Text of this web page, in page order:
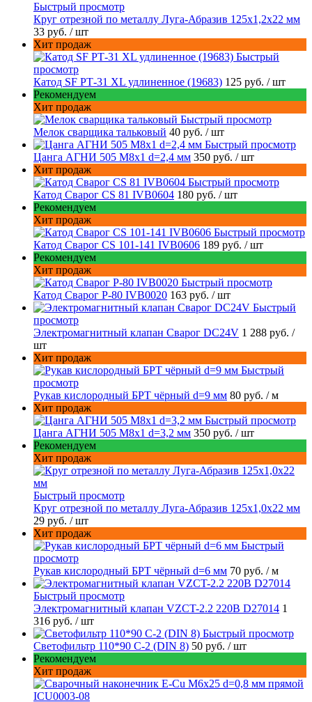
Быстрый просмотр
Круг отрезной по металлу Луга-Абразив 125x1,2x22 мм
33 руб. / шт
Хит продаж
Быстрый
просмотр
Катод SF РТ-31 XL удлиненное (19683) 125 руб. / шт
Рекомендуем
Хит продаж
Быстрый просмотр
Мелок сварщика тальковый 40 руб. / шт
Быстрый просмотр
Цанга АГНИ 505 М8х1 d=2,4 мм 350 руб. / шт
Хит продаж
Быстрый просмотр
Катод Сварог CS 81 IVB0604 180 руб. / шт
Рекомендуем
Хит продаж
Быстрый просмотр
Катод Сварог CS 101-141 IVB0606 189 руб. / шт
Рекомендуем
Хит продаж
Быстрый просмотр
Катод Сварог P-80 IVB0020 163 руб. / шт
Быстрый
просмотр
Электромагнитный клапан Сварог DC24V 1 288 руб. /
шт
Хит продаж
Быстрый
просмотр
Рукав кислородный БРТ чёрный d=9 мм 80 руб. / м
Хит продаж
Быстрый просмотр
Цанга АГНИ 505 М8х1 d=3,2 мм 350 руб. / шт
Рекомендуем
Хит продаж
Быстрый просмотр
Круг отрезной по металлу Луга-Абразив 125x1,0x22 мм
29 руб. / шт
Хит продаж
Быстрый
просмотр
Рукав кислородный БРТ чёрный d=6 мм 70 руб. / м
Быстрый просмотр
Электромагнитный клапан VZCT-2.2 220В D27014 1
316 руб. / шт
Быстрый просмотр
Светофильтр 110*90 С-2 (DIN 8) 50 руб. / шт
Рекомендуем
Хит продаж